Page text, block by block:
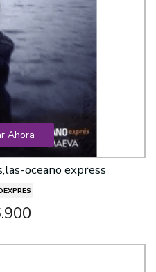
Ahora
oceano express